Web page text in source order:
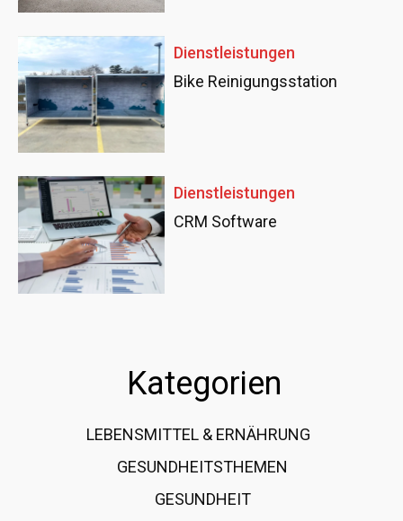
Dienstleistungen
Bike Reinigungsstation
Dienstleistungen
CRM Software
Kategorien
LEBENSMITTEL & ERNÄHRUNG
GESUNDHEITSTHEMEN
GESUNDHEIT